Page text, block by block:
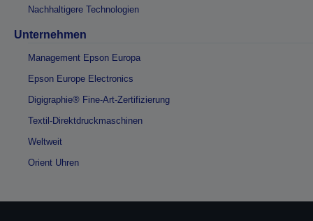
Nachhaltigere Technologien
Unternehmen
Management Epson Europa
Epson Europe Electronics
Digigraphie® Fine-Art-Zertifizierung
Textil-Direktdruckmaschinen
Weltweit
Orient Uhren